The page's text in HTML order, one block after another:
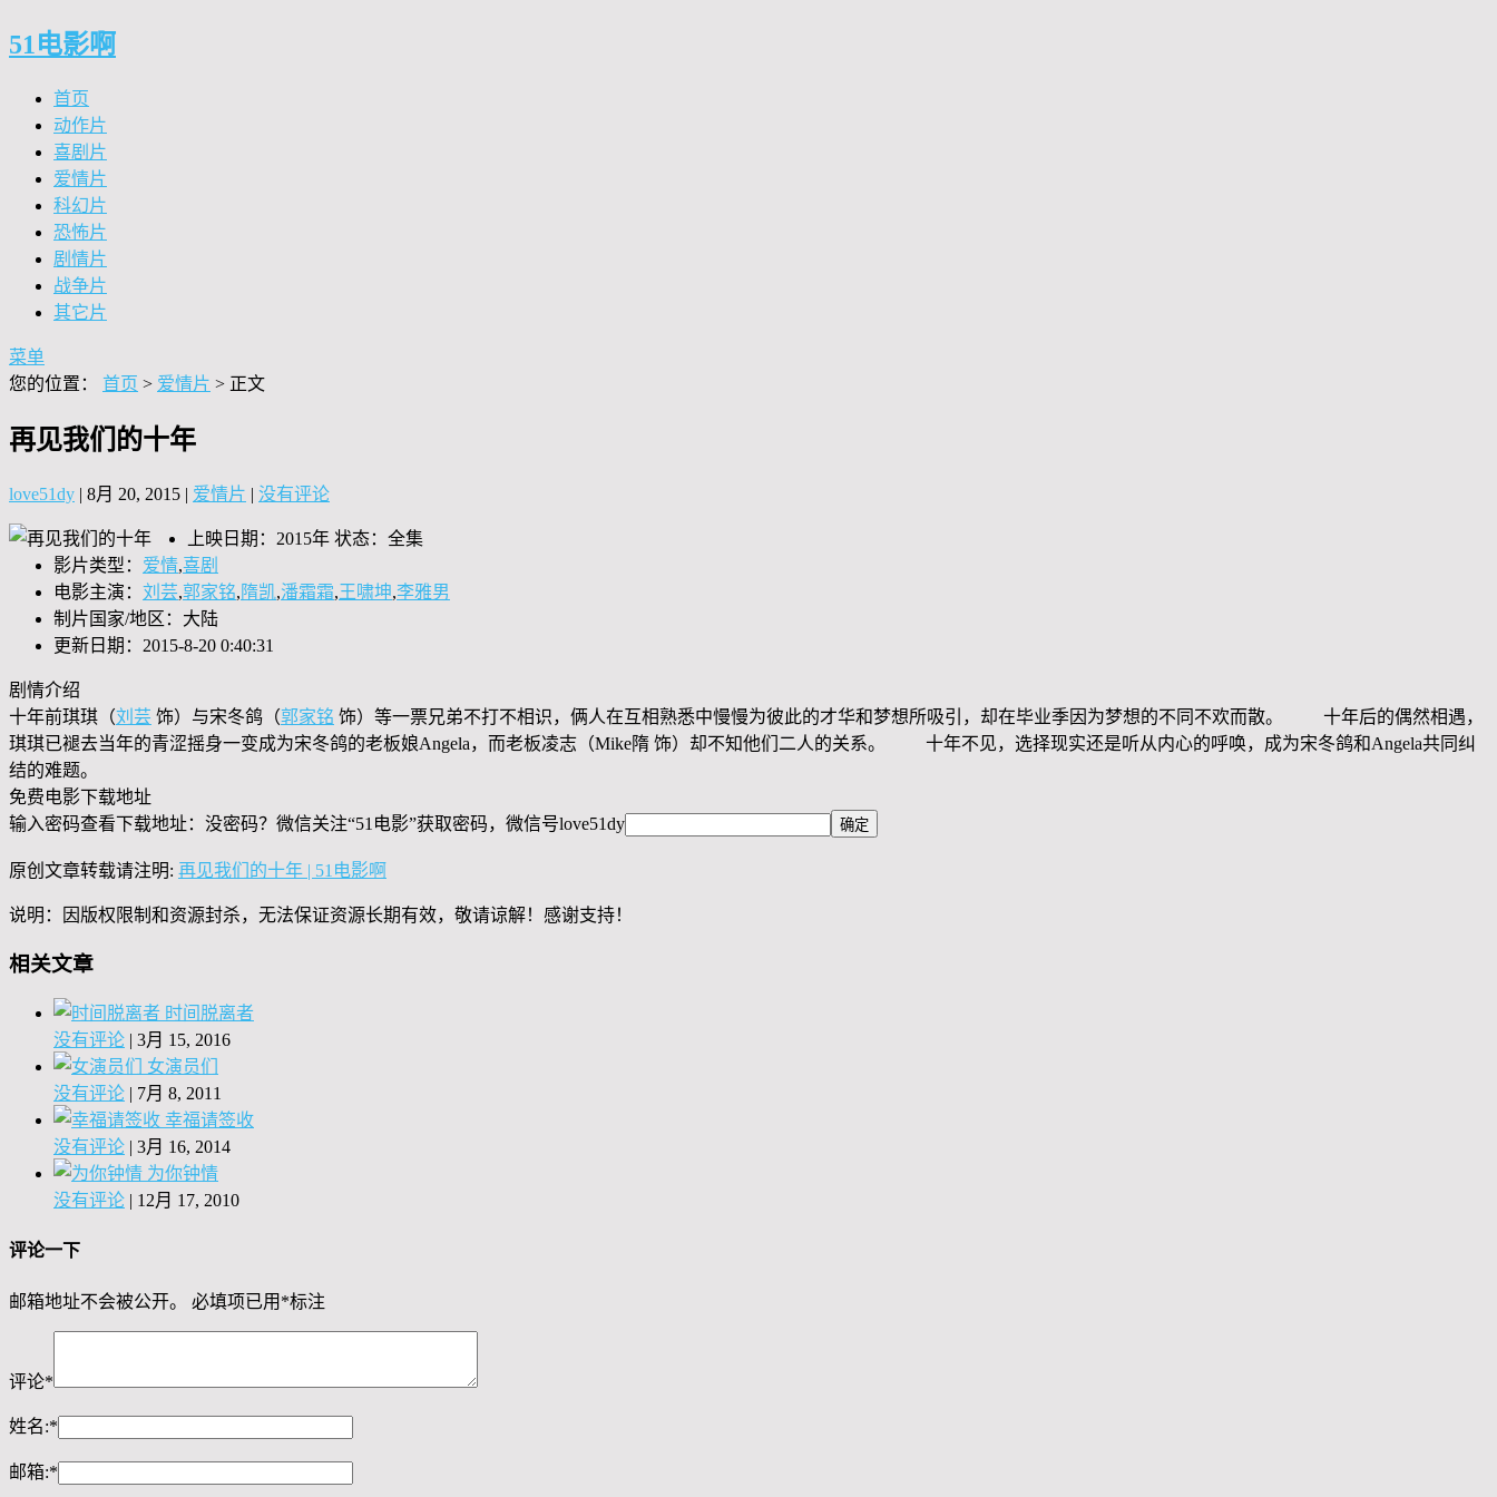
51电影啊
首页
动作片
喜剧片
爱情片
科幻片
恐怖片
剧情片
战争片
其它片
菜单
您的位置： 首页 > 爱情片 > 正文
再见我们的十年
love51dy | 8月 20, 2015 | 爱情片 | 没有评论
上映日期：2015年 状态：全集
影片类型： 爱情,喜剧
电影主演： 刘芸,郭家铭, 隋凯,潘霜霜,王啸坤,李雅男
制片国家/地区：大陆
更新日期：2015-8-20 0:40:31
剧情介绍
十年前琪琪（刘芸 饰）与宋冬鸽（郭家铭 饰）等一票兄弟不打不相识，俩人在互相熟悉中慢慢为彼此的才华和梦想所吸引，却在毕业季因为梦想的不同不欢而散。 十年后的偶然相遇，
琪琪已褪去当年的青涩摇身一变成为宋冬鸽的老板娘Angela，而老板凌志（Mike隋 饰）却不知他们二人的关系。 十年不见，选择现实还是听从内心的呼唤，成为宋冬鸽和Angela共同纠
结的难题。
免费电影下载地址
输入密码查看下载地址：没密码？微信关注“51电影”获取密码，微信号love51dy
原创文章转载请注明: 再见我们的十年 | 51电影啊
说明：因版权限制和资源封杀，无法保证资源长期有效，敬请谅解！感谢支持！
相关文章
时间脱离者
没有评论 | 3月 15, 2016
女演员们
没有评论 | 7月 8, 2011
幸福请签收
没有评论 | 3月 16, 2014
为你钟情
没有评论 | 12月 17, 2010
评论一下
邮箱地址不会被公开。 必填项已用 *标注
评论*
姓名:*
邮箱:*